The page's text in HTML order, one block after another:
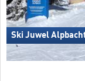
Ski Juwel